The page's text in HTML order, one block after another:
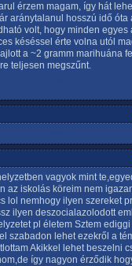
érzem magam, így hát
aránytalanul hosszú idő óta
volt, hogy minden egyes
késéssel érte volna utól
a ~2 gramm marihuána
teljesen megszűnt.
vagyok mint
az iskolás köreim nem
lol nemhogy ilyen szereket
ilyen deszocialazolodott
pl életem Sztem
szabadon lehet ezekről a
Akikkel lehet beszelni
így nagyon érződik